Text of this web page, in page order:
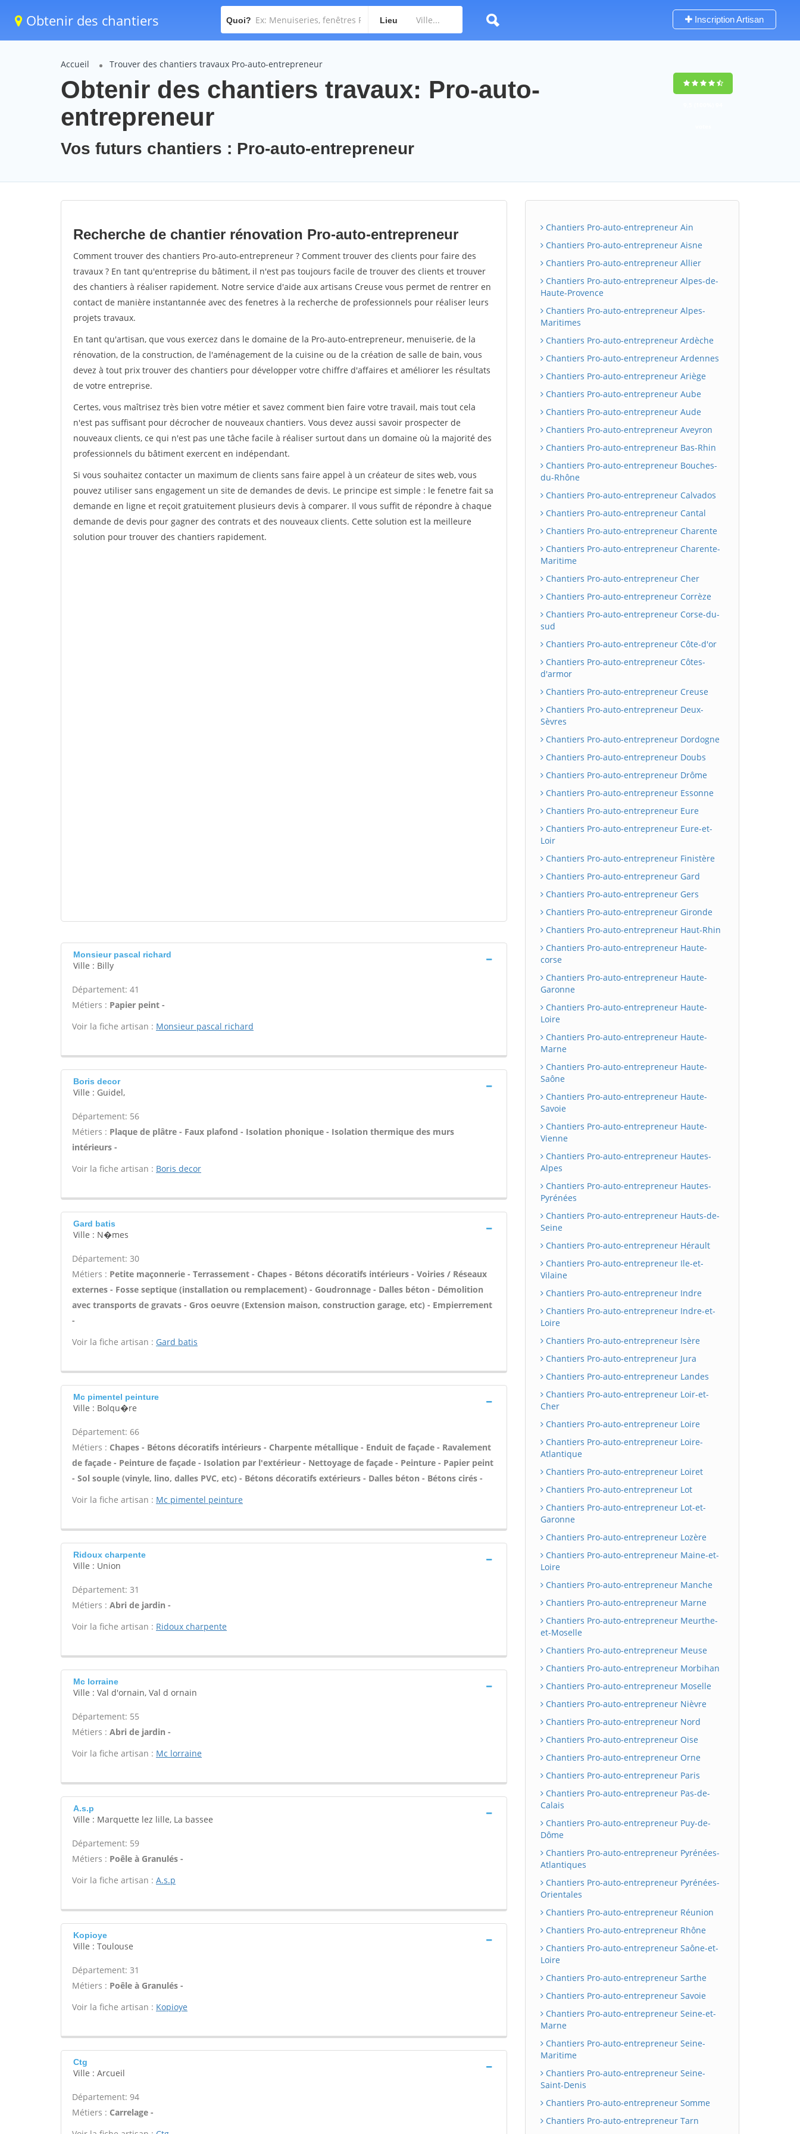
Obtenir des chantiers Quoi? Lieu Inscription Artisan
Accueil Trouver des chantiers travaux Pro-auto-entrepreneur
Obtenir des chantiers travaux: Pro-auto-
entrepreneur
Vos futurs chantiers : Pro-auto-entrepreneur
Recherche de chantier rénovation Pro-auto-entrepreneur
Comment trouver des chantiers Pro-auto-entrepreneur ? Comment trouver des clients pour faire des
travaux ? En tant qu'entreprise du bâtiment, il n'est pas toujours facile de trouver des clients et trouver
des chantiers à réaliser rapidement. Notre service d'aide aux artisans Creuse vous permet de rentrer en
contact de manière instantannée avec des fenetres à la recherche de professionnels pour réaliser leurs
projets travaux.
En tant qu'artisan, que vous exercez dans le domaine de la Pro-auto-entrepreneur, menuiserie, de la
rénovation, de la construction, de l'aménagement de la cuisine ou de la création de salle de bain, vous
devez à tout prix trouver des chantiers pour développer votre chiffre d'affaires et améliorer les résultats
de votre entreprise.
Certes, vous maîtrisez très bien votre métier et savez comment bien faire votre travail, mais tout cela
n'est pas suffisant pour décrocher de nouveaux chantiers. Vous devez aussi savoir prospecter de
nouveaux clients, ce qui n'est pas une tâche facile à réaliser surtout dans un domaine où la majorité des
professionnels du bâtiment exercent en indépendant.
Si vous souhaitez contacter un maximum de clients sans faire appel à un créateur de sites web, vous
pouvez utiliser sans engagement un site de demandes de devis. Le principe est simple : le fenetre fait sa
demande en ligne et reçoit gratuitement plusieurs devis à comparer. Il vous suffit de répondre à chaque
demande de devis pour gagner des contrats et des nouveaux clients. Cette solution est la meilleure
solution pour trouver des chantiers rapidement.
Monsieur pascal richard
Ville : Billy
Département: 41
Métiers : Papier peint -
Voir la fiche artisan : Monsieur pascal richard
Boris decor
Ville : Guidel,
Département: 56
Métiers : Plaque de plâtre - Faux plafond - Isolation phonique - Isolation thermique des murs
intérieurs -
Voir la fiche artisan : Boris decor
Gard batis
Ville : N�mes
Département: 30
Métiers : Petite maçonnerie - Terrassement - Chapes - Bétons décoratifs intérieurs - Voiries / Réseaux
externes - Fosse septique (installation ou remplacement) - Goudronnage - Dalles béton - Démolition
avec transports de gravats - Gros oeuvre (Extension maison, construction garage, etc) - Empierrement
-
Voir la fiche artisan : Gard batis
Mc pimentel peinture
Ville : Bolqu�re
Département: 66
Métiers : Chapes - Bétons décoratifs intérieurs - Charpente métallique - Enduit de façade - Ravalement
de façade - Peinture de façade - Isolation par l'extérieur - Nettoyage de façade - Peinture - Papier peint
- Sol souple (vinyle, lino, dalles PVC, etc) - Bétons décoratifs extérieurs - Dalles béton - Bétons cirés -
Voir la fiche artisan : Mc pimentel peinture
Ridoux charpente
Ville : Union
Département: 31
Métiers : Abri de jardin -
Voir la fiche artisan : Ridoux charpente
Mc lorraine
Ville : Val d'ornain, Val d ornain
Département: 55
Métiers : Abri de jardin -
Voir la fiche artisan : Mc lorraine
A.s.p
Ville : Marquette lez lille, La bassee
Département: 59
Métiers : Poêle à Granulés -
Voir la fiche artisan : A.s.p
Kopioye
Ville : Toulouse
Département: 31
Métiers : Poêle à Granulés -
Voir la fiche artisan : Kopioye
Ctg
Ville : Arcueil
Département: 94
Métiers : Carrelage -
Chantiers Pro-auto-entrepreneur Ain
Chantiers Pro-auto-entrepreneur Aisne
Chantiers Pro-auto-entrepreneur Allier
Chantiers Pro-auto-entrepreneur Alpes-de-
Haute-Provence
Chantiers Pro-auto-entrepreneur Alpes-
Maritimes
Chantiers Pro-auto-entrepreneur Ardèche
Chantiers Pro-auto-entrepreneur Ardennes
Chantiers Pro-auto-entrepreneur Ariège
Chantiers Pro-auto-entrepreneur Aube
Chantiers Pro-auto-entrepreneur Aude
Chantiers Pro-auto-entrepreneur Aveyron
Chantiers Pro-auto-entrepreneur Bas-Rhin
Chantiers Pro-auto-entrepreneur Bouches-
du-Rhône
Chantiers Pro-auto-entrepreneur Calvados
Chantiers Pro-auto-entrepreneur Cantal
Chantiers Pro-auto-entrepreneur Charente
Chantiers Pro-auto-entrepreneur Charente-
Maritime
Chantiers Pro-auto-entrepreneur Cher
Chantiers Pro-auto-entrepreneur Corrèze
Chantiers Pro-auto-entrepreneur Corse-du-
sud
Chantiers Pro-auto-entrepreneur Côte-d'or
Chantiers Pro-auto-entrepreneur Côtes-
d'armor
Chantiers Pro-auto-entrepreneur Creuse
Chantiers Pro-auto-entrepreneur Deux-
Sèvres
Chantiers Pro-auto-entrepreneur Dordogne
Chantiers Pro-auto-entrepreneur Doubs
Chantiers Pro-auto-entrepreneur Drôme
Chantiers Pro-auto-entrepreneur Essonne
Chantiers Pro-auto-entrepreneur Eure
Chantiers Pro-auto-entrepreneur Eure-et-
Loir
Chantiers Pro-auto-entrepreneur Finistère
Chantiers Pro-auto-entrepreneur Gard
Chantiers Pro-auto-entrepreneur Gers
Chantiers Pro-auto-entrepreneur Gironde
Chantiers Pro-auto-entrepreneur Haut-Rhin
Chantiers Pro-auto-entrepreneur Haute-
corse
Chantiers Pro-auto-entrepreneur Haute-
Garonne
Chantiers Pro-auto-entrepreneur Haute-
Loire
Chantiers Pro-auto-entrepreneur Haute-
Marne
Chantiers Pro-auto-entrepreneur Haute-
Saône
Chantiers Pro-auto-entrepreneur Haute-
Savoie
Chantiers Pro-auto-entrepreneur Haute-
Vienne
Chantiers Pro-auto-entrepreneur Hautes-
Alpes
Chantiers Pro-auto-entrepreneur Hautes-
Pyrénées
Chantiers Pro-auto-entrepreneur Hauts-de-
Seine
Chantiers Pro-auto-entrepreneur Hérault
Chantiers Pro-auto-entrepreneur Ile-et-
Vilaine
Chantiers Pro-auto-entrepreneur Indre
Chantiers Pro-auto-entrepreneur Indre-et-
Loire
Chantiers Pro-auto-entrepreneur Isère
Chantiers Pro-auto-entrepreneur Jura
Chantiers Pro-auto-entrepreneur Landes
Chantiers Pro-auto-entrepreneur Loir-et-
Cher
Chantiers Pro-auto-entrepreneur Loire
Chantiers Pro-auto-entrepreneur Loire-
Atlantique
Chantiers Pro-auto-entrepreneur Loiret
Chantiers Pro-auto-entrepreneur Lot
Chantiers Pro-auto-entrepreneur Lot-et-
Garonne
Chantiers Pro-auto-entrepreneur Lozère
Chantiers Pro-auto-entrepreneur Maine-et-
Loire
Chantiers Pro-auto-entrepreneur Manche
Chantiers Pro-auto-entrepreneur Marne
Chantiers Pro-auto-entrepreneur Meurthe-
et-Moselle
Chantiers Pro-auto-entrepreneur Meuse
Chantiers Pro-auto-entrepreneur Morbihan
Chantiers Pro-auto-entrepreneur Moselle
Chantiers Pro-auto-entrepreneur Nièvre
Chantiers Pro-auto-entrepreneur Nord
Chantiers Pro-auto-entrepreneur Oise
Chantiers Pro-auto-entrepreneur Orne
Chantiers Pro-auto-entrepreneur Paris
Chantiers Pro-auto-entrepreneur Pas-de-
Calais
Chantiers Pro-auto-entrepreneur Puy-de-
Dôme
Chantiers Pro-auto-entrepreneur Pyrénées-
Atlantiques
Chantiers Pro-auto-entrepreneur Pyrénées-
Orientales
Chantiers Pro-auto-entrepreneur Réunion
Chantiers Pro-auto-entrepreneur Rhône
Chantiers Pro-auto-entrepreneur Saône-et-
Loire
Chantiers Pro-auto-entrepreneur Sarthe
Chantiers Pro-auto-entrepreneur Savoie
Chantiers Pro-auto-entrepreneur Seine-et-
Marne
Chantiers Pro-auto-entrepreneur Seine-
Maritime
Chantiers Pro-auto-entrepreneur Seine-
Saint-Denis
Chantiers Pro-auto-entrepreneur Somme
Chantiers Pro-auto-entrepreneur Tarn